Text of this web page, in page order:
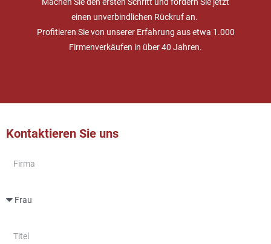
Machen Sie den ersten Schritt und fordern Sie jetzt
einen unverbindlichen Rückruf an.
Profitieren Sie von unserer Erfahrung aus etwa 1.000
Firmenverkäufen in über 40 Jahren.
Kontaktieren Sie uns